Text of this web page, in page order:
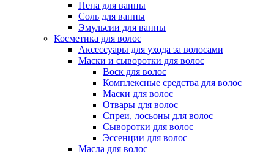
Пена для ванны
Соль для ванны
Эмульсии для ванны
Косметика для волос
Аксессуары для ухода за волосами
Маски и сыворотки для волос
Воск для волос
Комплексные средства для волос
Маски для волос
Отвары для волос
Спреи, лосьоны для волос
Сыворотки для волос
Эссенции для волос
Масла для волос